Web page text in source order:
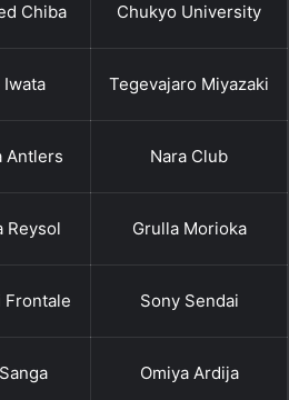
Chiba Chukyo University
Tegevajaro Miyazaki
Antlers Nara Club
Reysol Grulla Morioka
Frontale Sony Sendai
Omiya Ardija